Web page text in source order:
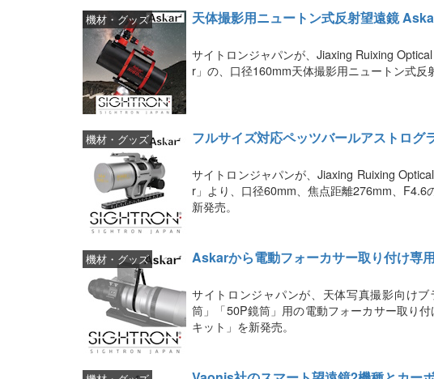
天体撮影用ニュートン式反射望遠鏡
機材・グッズ
サイトロンジャパンが、Jiaxing Ruixing
r」の、口径160mm天体撮影用ニュートン式反
フルサイズ対応ペッツバールアストロ
機材・グッズ
サイトロンジャパンが、Jiaxing Ruixing
r」より、口径60mm、焦点距離276mm、
新発売。
Askarから電動フォーカサー取り付け専
機材・グッズ
サイトロンジャパンが、天体写真撮影向け
筒」「50P鏡筒」用の電動フォーカサー取り
キット」を新発売。